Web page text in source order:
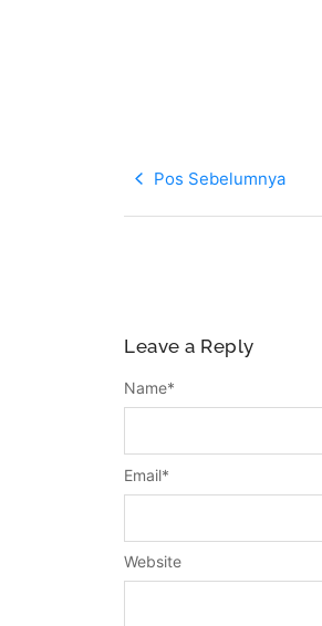
Pos Sebelumnya
Leave a Reply
Name*
Email*
Website